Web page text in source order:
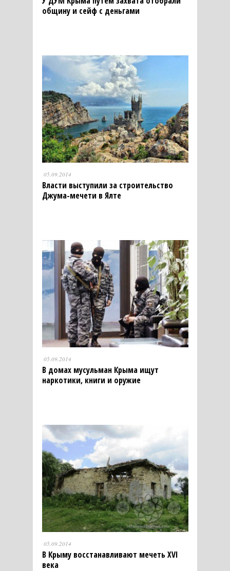
общину и сейф с деньгами
05.09.2014
Власти выступили за строительство
Джума-мечети в Ялте
05.09.2014
В домах мусульман Крыма ищут
наркотики, книги и оружие
05.09.2014
В Крыму восстанавливают мечеть XVI
века